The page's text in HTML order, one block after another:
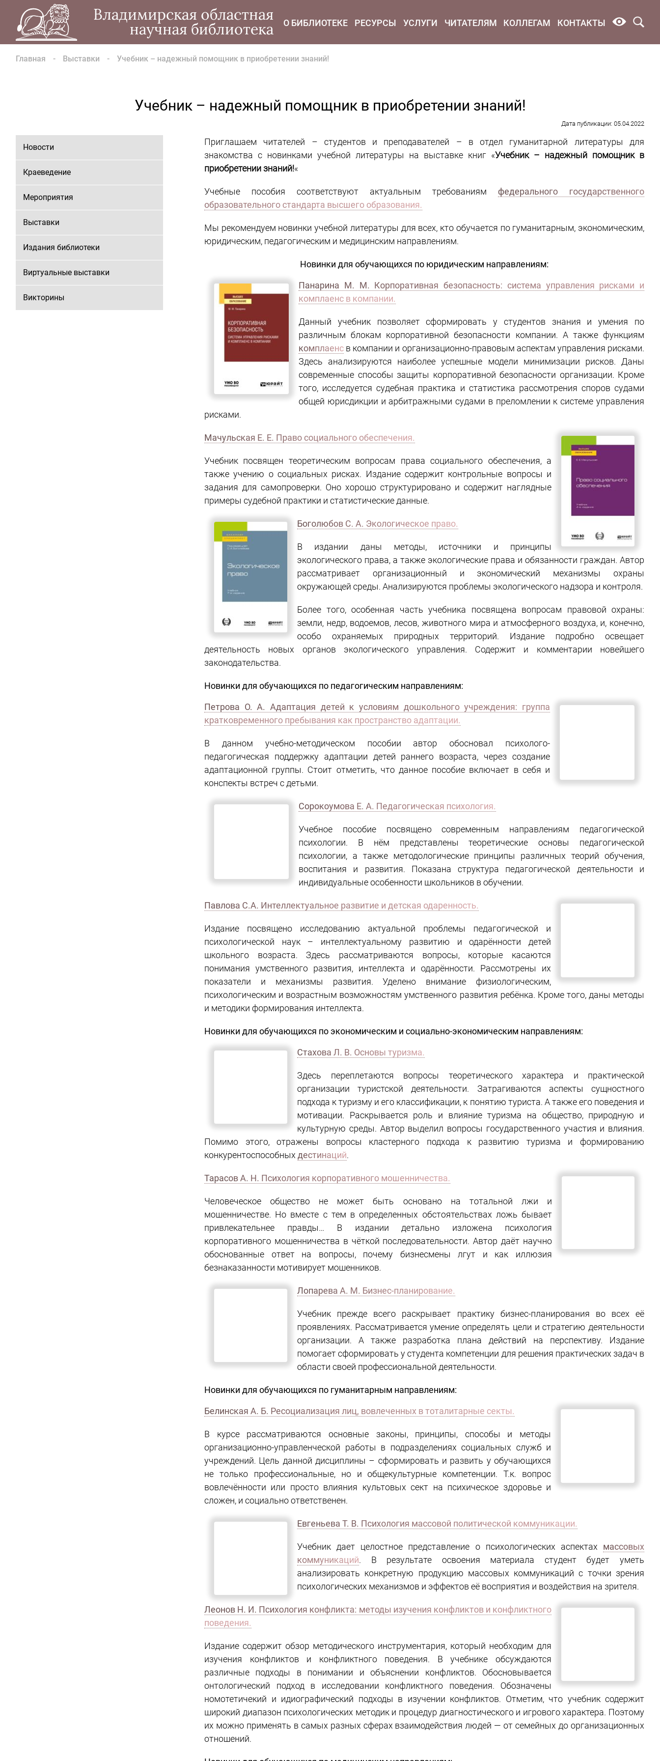
Владимирская областная
научная библиотека
О БИБЛИОТЕКЕ РЕСУРСЫ УСЛУГИ ЧИТАТЕЛЯМ КОЛЛЕГАМ КОНТАКТЫ
Главная Выставки Учебник – надежный помощник в приобретении знаний!
Учебник – надежный помощник в приобретении знаний!
Дата публикации: 05.04.2022
Новости
Краеведение
Мероприятия
Выставки
Издания библиотеки
Виртуальные выставки
Викторины
Приглашаем читателей – студентов и преподавателей – в отдел гуманитарной литературы для
знакомства с новинками учебной литературы на выставке книг «Учебник – надежный помощник в
приобретении знаний!«
Учебные пособия соответствуют актуальным требованиям федерального государственного
образовательного стандарта высшего образования.
Мы рекомендуем новинки учебной литературы для всех, кто обучается по гуманитарным, экономическим,
юридическим, педагогическим и медицинским направлениям.
Новинки для обучающихся по юридическим направлениям:
Панарина М. М. Корпоративная безопасность: система управления рисками и
комплаенс в компании.
Данный учебник позволяет сформировать у студентов знания и умения по
различным блокам корпоративной безопасности компании. А также функциям
комплаенс в компании и организационно-правовым аспектам управления рисками.
Здесь анализируются наиболее успешные модели минимизации рисков. Даны
современные способы защиты корпоративной безопасности организации. Кроме
того, исследуется судебная практика и статистика рассмотрения споров судами
общей юрисдикции и арбитражными судами в преломлении к системе управления
рисками.
Мачульская Е. Е. Право социального обеспечения.
Учебник посвящен теоретическим вопросам права социального обеспечения, а
также учению о социальных рисках. Издание содержит контрольные вопросы и
задания для самопроверки. Оно хорошо структурировано и содержит наглядные
примеры судебной практики и статистические данные.
Боголюбов С. А. Экологическое право.
В издании даны методы, источники и принципы
экологического права, а также экологические права и обязанности граждан. Автор
рассматривает организационный и экономический механизмы охраны
окружающей среды. Анализируются проблемы экологического надзора и контроля.
Более того, особенная часть учебника посвящена вопросам правовой охраны:
земли, недр, водоемов, лесов, животного мира и атмосферного воздуха, и, конечно,
особо охраняемых природных территорий. Издание подробно освещает
деятельность новых органов экологического управления. Содержит и комментарии новейшего
законодательства.
Новинки для обучающихся по педагогическим направлениям:
Петрова О. А. Адаптация детей к условиям дошкольного учреждения: группа
кратковременного пребывания как пространство адаптации.
В данном учебно-методическом пособии автор обосновал психолого-
педагогическая поддержку адаптации детей раннего возраста, через создание
адаптационной группы. Стоит отметить, что данное пособие включает в себя и
конспекты встреч с детьми.
Сорокоумова Е. А. Педагогическая психология.
Учебное пособие посвящено современным направлениям педагогической
психологии. В нём представлены теоретические основы педагогической
психологии, а также методологические принципы различных теорий обучения,
воспитания и развития. Показана структура педагогической деятельности и
индивидуальные особенности школьников в обучении.
Павлова С.А. Интеллектуальное развитие и детская
Издание посвящено исследованию актуальной проблемы педагогической и
психологической наук – интеллектуальному развитию и одарённости детей
школьного возраста. Здесь рассматриваются вопросы, которые касаются
понимания умственного развития, интеллекта и одарённости. Рассмотрены их
показатели и механизмы развития. Уделено внимание физиологическим,
психологическим и возрастным возможностям умственного развития ребёнка.
Новинки для обучающихся по экономическим и социально-экономическим направлениям:
Здесь переплетаются вопросы теоретического характера и практической
организации туристской деятельности. Затрагиваются аспекты сущностного
подхода к туризму и его классификации, к понятию туриста. А также его поведения и
мотивации. Раскрывается роль и влияние туризма на общество, природную и
культурную среды. Автор выделил вопросы государственного участия и влияния.
Помимо этого, отражены вопросы кластерного подхода к развитию туризма и
Человеческое общество не может быть основано на тотальной лжи и
мошенничестве. Но вместе с тем в определенных обстоятельствах ложь бывает
привлекательнее правды… В издании детально изложена психология
корпоративного мошенничества в чёткой последовательности. Автор даёт научно
обоснованные ответ на вопросы, почему бизнесмены лгут и как иллюзия
Учебник прежде всего раскрывает практику бизнес-планирования во всех её
проявлениях. Рассматривается умение определять цели и стратегию деятельности
организации. А также разработка плана действий на перспективу. Издание
помогает сформировать у студента компетенции для решения практических задач в
В курсе рассматриваются основные законы, принципы, способы и методы
организационно-управленческой работы в подразделениях социальных служб и
учреждений. Цель данной дисциплины – сформировать и развить у обучающихся
не только профессиональные, но и общекультурные компетенции. Т.к. вопрос
вовлечённости или просто влияния культовых сект на психическое здоровье и
коммуникации.
Учебник дает целостное представление о психологических аспектахмассовых
коммуникаций. В результате освоения материала студент будет уметь
психологических механизмов и эффектов её восприятия и воздействия на зрителя.
конфликтов и конфликтного поведения.
Издание содержит обзор методического инструментария, который необходим для
изучения конфликтов и конфликтного поведения. В учебнике обсуждаются
различные подходы в понимании и объяснении конфликтов. Обосновывается
онтологический подход в исследовании конфликтного поведения. Обозначены
номотетичекий и идиографический подходы в изучении конфликтов. Отметим, что
учебник содержит широкий диапазон психологических методик и процедур